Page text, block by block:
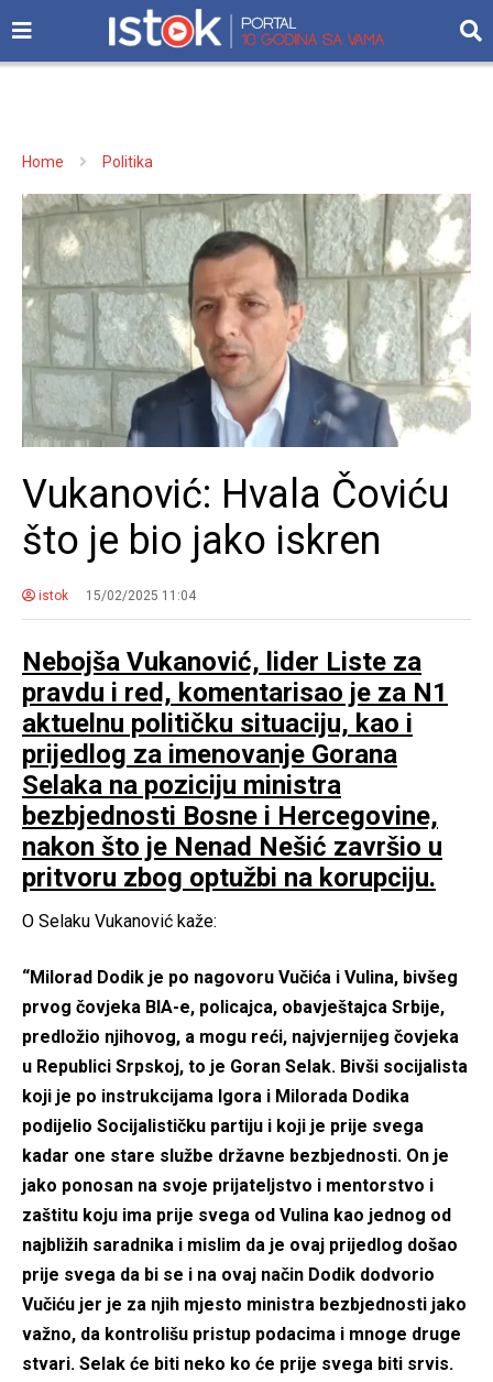
Home Politika
Vukanović: Hvala Čoviću
što je bio jako iskren
istok 15/02/2025 11:04
Nebojša Vukanović, lider Liste za
pravdu i red, komentarisao je za N1
aktuelnu političku situaciju, kao i
prijedlog za imenovanje Gorana
Selaka na poziciju ministra
bezbjednosti Bosne i Hercegovine,
nakon što je Nenad Nešić završio u
pritvoru zbog optužbi na korupciju.
O Selaku Vukanović kaže:
“Milorad Dodik je po nagovoru Vučića i Vulina, bivšeg
prvog čovjeka BIA-e, policajca, obavještajca Srbije,
predložio njihovog, a mogu reći, najvjernijeg čovjeka
u Republici Srpskoj, to je Goran Selak. Bivši socijalista
koji je po instrukcijama Igora i Milorada Dodika
podijelio Socijalističku partiju i koji je prije svega
kadar one stare službe državne bezbjednosti. On je
jako ponosan na svoje prijateljstvo i mentorstvo i
zaštitu koju ima prije svega od Vulina kao jednog od
najbližih saradnika i mislim da je ovaj prijedlog došao
prije svega da bi se i na ovaj način Dodik dodvorio
Vučiću jer je za njih mjesto ministra bezbjednosti jako
važno, da kontrolišu pristup podacima i mnoge druge
stvari. Selak će biti neko ko će prije svega biti srvis.